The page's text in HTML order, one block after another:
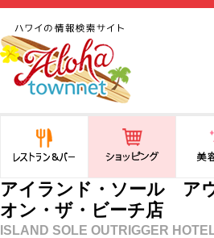
法律から運転免許証まで情
報が満載！
レストラン＆バー ショッピング 美容・
アイランド・ソール ア
オン・ザ・ビーチ店
ISLAND SOLE OUTRIGGER